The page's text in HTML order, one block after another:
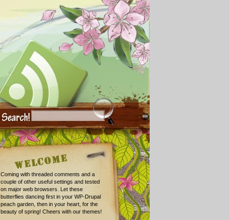
Coming with threaded comments and a
couple of other useful settings and tested
on major web browsers. Let these
butterflies dancing first in your WP-Drupal
peach garden, then in your heart, for the
beauty of spring! Cheers with our themes!